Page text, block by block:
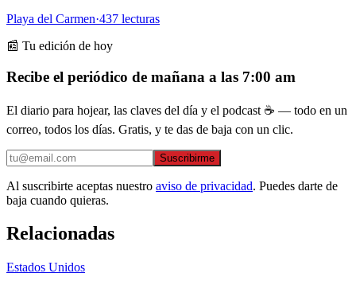
Playa del Carmen·437 lecturas
📰 Tu edición de hoy
Recibe el periódico de mañana a las 7:00 am
El diario para hojear, las claves del día y el podcast ☕ — todo en un
correo, todos los días. Gratis, y te das de baja con un clic.
Suscribirme
Al suscribirte aceptas nuestro aviso de privacidad. Puedes darte de
baja cuando quieras.
Relacionadas
Estados Unidos